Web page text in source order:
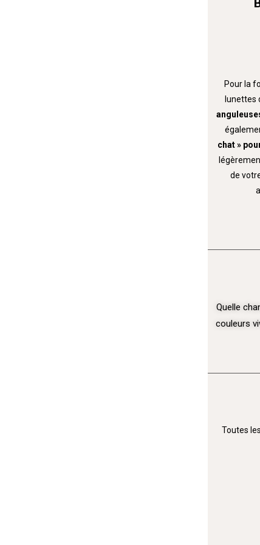
Pour la
lunettes
chat »
de
Quelle
couleurs
Toutes